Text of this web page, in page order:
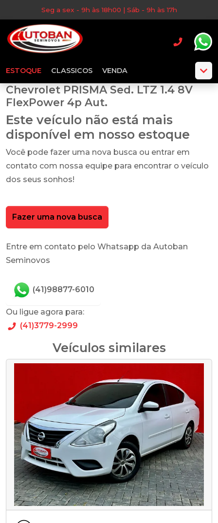
Seg a sex - 9h às 18h00 | Sáb - 9h às 17h
ESTOQUE CLASSICOS VENDA
Chevrolet PRISMA Sed. LTZ 1.4 8V
FlexPower 4p Aut.
Este veículo não está mais
disponível em nosso estoque
Você pode fazer uma nova busca ou entrar em
contato com nossa equipe para encontrar o veículo
dos seus sonhos!
Fazer uma nova busca
Entre em contato pelo Whatsapp da Autoban
Seminovos
(41)98877-6010
Ou ligue agora para:
(41)3779-2999
Veículos similares